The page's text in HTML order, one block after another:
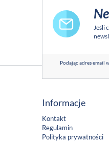
Jeśli
Podając adres email
Informacje
Kontakt
Regulamin
Polityka prywatności